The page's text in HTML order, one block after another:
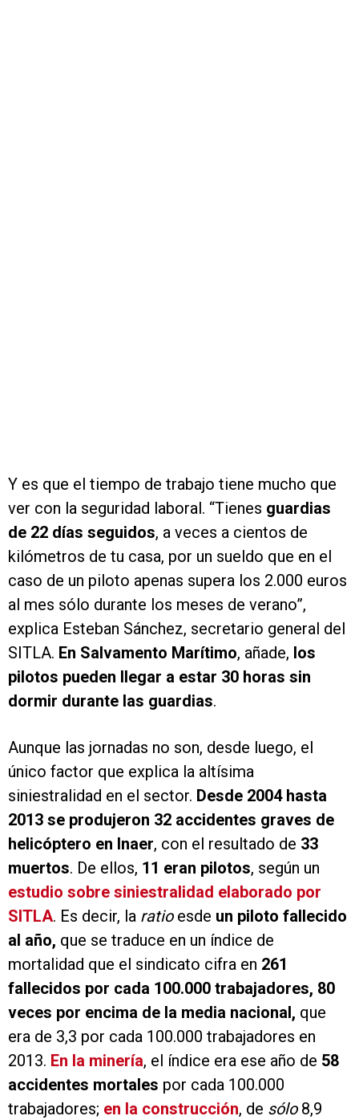
Y es que el tiempo de trabajo tiene mucho que
ver con la seguridad laboral. “Tienes guardias
de 22 días seguidos, a veces a cientos de
kilómetros de tu casa, por un sueldo que en el
caso de un piloto apenas supera los 2.000 euros
al mes sólo durante los meses de verano”,
explica Esteban Sánchez, secretario general del
SITLA. En Salvamento Marítimo, añade, los
pilotos pueden llegar a estar 30 horas sin
dormir durante las guardias.
Aunque las jornadas no son, desde luego, el
único factor que explica la altísima
siniestralidad en el sector. Desde 2004 hasta
2013 se produjeron 32 accidentes graves de
helicóptero en Inaer, con el resultado de 33
muertos. De ellos, 11 eran pilotos, según un
estudio sobre siniestralidad elaborado por
SITLA. Es decir, la ratio esde un piloto fallecido
al año, que se traduce en un índice de
mortalidad que el sindicato cifra en 261
fallecidos por cada 100.000 trabajadores, 80
veces por encima de la media nacional, que
era de 3,3 por cada 100.000 trabajadores en
2013. En la minería, el índice era ese año de 58
accidentes mortales por cada 100.000
trabajadores; en la construcción, de sólo8,9